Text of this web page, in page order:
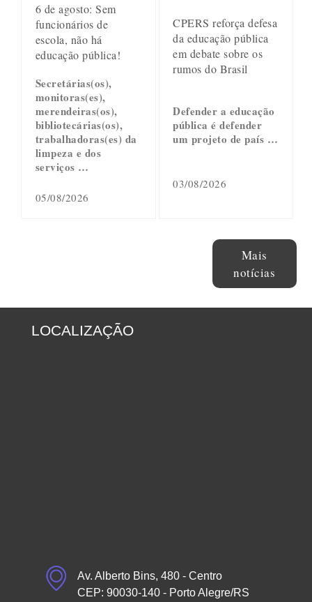
6 de agosto: Sem
funcionários de
escola, não há
educação pública!
Secretárias(os),
monitoras(es),
merendeiras(os),
bibliotecárias(os),
trabalhadoras(es) da
limpeza e dos
serviços …
05/08/2026
CPERS reforça defesa
da educação pública
em debate sobre os
rumos do Brasil
Defender a educação
pública é defender
um projeto de país …
03/08/2026
Mais
notícias
LOCALIZAÇÃO
Av. Alberto Bins, 480 - Centro
CEP: 90030-140 - Porto Alegre/RS